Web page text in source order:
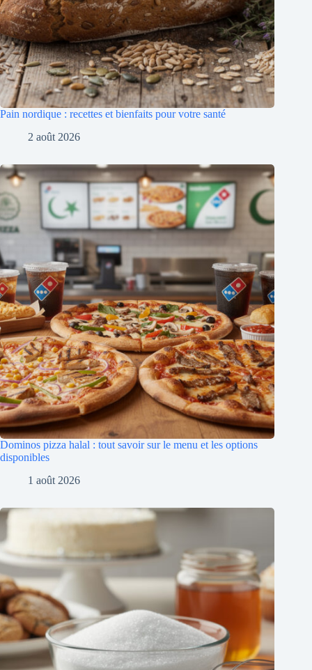
Pain nordique : recettes et bienfaits pour votre santé
2 août 2026
Dominos pizza halal : tout savoir sur le menu et les options
disponibles
1 août 2026